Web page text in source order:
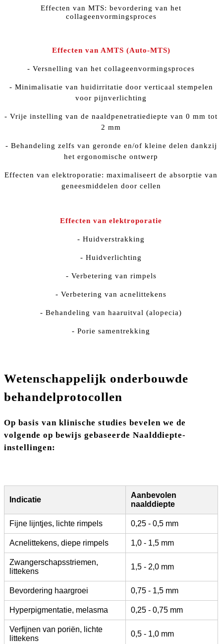
Effecten van MTS: bevordering van het
collageenvormingsproces
Effecten van AMTS (Auto-MTS)
- Versnelling van het collageenvormingsproces
- Minimalisatie van huidirritatie door verticaal stempelen
voor pijnverlichting
- Vrije instelling van de naaldpenetratiediepte van 0 mm tot
2 mm
- Behandeling zelfs van geronde en/of kleine delen dankzij
het ergonomische ontwerp
Effecten van elektroporatie: maximaliseert de absorptie van
geneesmiddelen door cellen
Effecten van elektroporatie
- Huidverstrakking
- Huidverlichting
- Verbetering van rimpels
- Verbetering van acnelittekens
- Behandeling van haaruitval (alopecia)
- Porie samentrekking
Wetenschappelijk onderbouwde
behandelprotocollen
Op basis van klinische studies bevelen we de
volgende op bewijs gebaseerde Naalddiepte-
instellingen:
Indicatie
Aanbevolen
naalddiepte
Fijne lijntjes, lichte rimpels 0,25 - 0,5 mm
Acnelittekens, diepe rimpels 1,0 - 1,5 mm
Zwangerschapsstriemen,
littekens
1,5 - 2,0 mm
Bevordering haargroei 0,75 - 1,5 mm
Hyperpigmentatie, melasma 0,25 - 0,75 mm
Verfijnen van poriën, lichte
littekens
0,5 - 1,0 mm